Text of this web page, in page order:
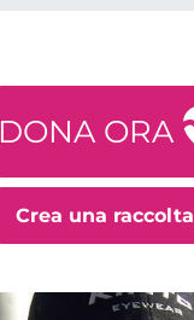
DONA ORA
Crea una raccolta